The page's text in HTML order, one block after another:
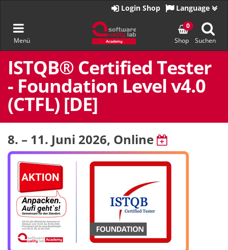
Zum
Inhalt
springen
Navigation
umschalten
Menü
Startseite
Language
Login Shop
Shop
0
Suchen
ISTQB® Certified Tester
- Foundation Level v4.0
(CTFL) [DE]
8. – 11. Juni 2026, Online